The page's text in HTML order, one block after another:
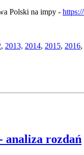
Polski na impy -
, 2013, 2014, 2015, 2016,
analiza rozdań